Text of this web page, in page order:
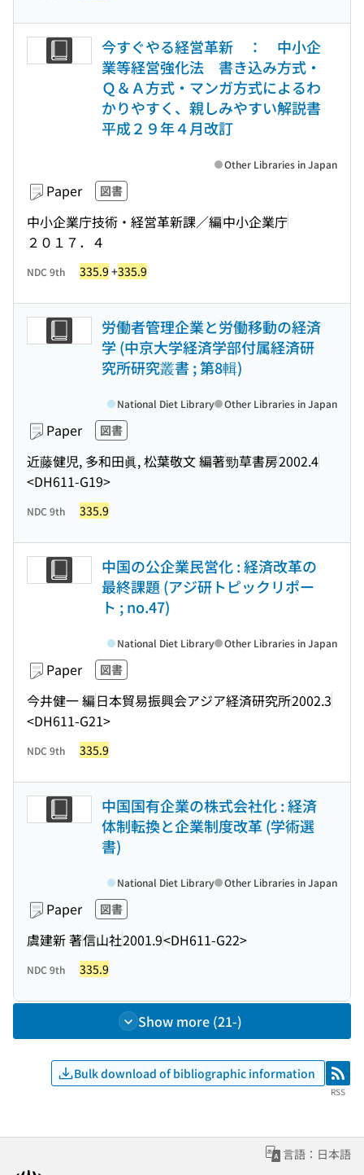
今すぐやる経営革新 ： 中小企
業等経営強化法 書き込み方式・
Ｑ＆Ａ方式・マンガ方式によるわ
かりやすく、親しみやすい解説書
平成２９年４月改訂
Paper 図書
中小企業庁技術・経営革新課／編中小企業庁
２０１７．４
Other Libraries in Japan
NDC 9th 335.9 +335.9
労働者管理企業と労働移動の経済
学 (中京大学経済学部付属経済研
究所研究叢書 ; 第8輯)
Paper 図書
近藤健児, 多和田眞, 松葉敬文 編著勁草書房2002.4
<DH611-G19>
National Diet Library Other Libraries in Japan
NDC 9th 335.9
中国の公企業民営化 : 経済改革の
最終課題 (アジ研トピックリポー
ト ; no.47)
Paper 図書
今井健一 編日本貿易振興会アジア経済研究所2002.3
<DH611-G21>
National Diet Library Other Libraries in Japan
NDC 9th 335.9
中国国有企業の株式会社化 : 経済
体制転換と企業制度改革 (学術選
書)
Paper 図書
虞建新 著信山社2001.9<DH611-G22>
National Diet Library Other Libraries in Japan
NDC 9th 335.9
Show more (21-)
Bulk download of bibliographic information RSS
RSS
言語：日本語